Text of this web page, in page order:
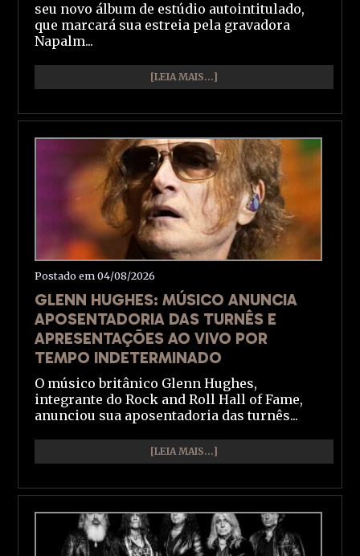
seu novo álbum de estúdio autointitulado,
que marcará sua estreia pela gravadora
Napalm...
[LEIA MAIS...]
Postado em 04/08/2026
GLENN HUGHES: MÚSICO ANUNCIA
APOSENTADORIA DAS TURNÊS E
APRESENTAÇÕES AO VIVO POR
TEMPO INDETERMINADO
O músico britânico Glenn Hughes,
integrante do Rock and Roll Hall of Fame,
anunciou sua aposentadoria das turnês...
[LEIA MAIS...]